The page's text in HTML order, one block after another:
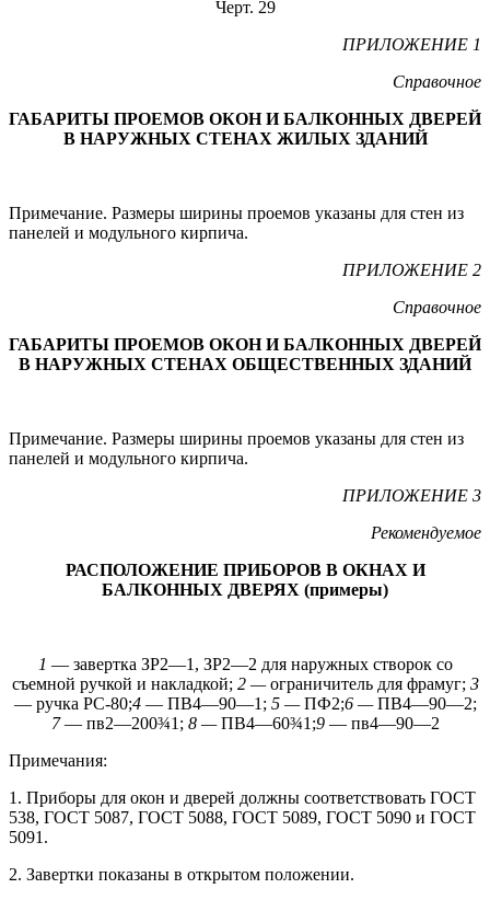
Черт. 29
ПРИЛОЖЕНИЕ 1
Справочное
ГАБАРИТЫ ПРОЕМОВ ОКОН И БАЛКОННЫХ ДВЕРЕЙ
В НАРУЖНЫХ СТЕНАХ ЖИЛЫХ ЗДАНИЙ
Примечание. Размеры ширины проемов указаны для стен из
панелей и модульного кирпича.
ПРИЛОЖЕНИЕ 2
Справочное
ГАБАРИТЫ ПРОЕМОВ ОКОН И БАЛКОННЫХ ДВЕРЕЙ
В НАРУЖНЫХ СТЕНАХ ОБЩЕСТВЕННЫХ ЗДАНИЙ
Примечание. Размеры ширины проемов указаны для стен из
панелей и модульного кирпича.
ПРИЛОЖЕНИЕ 3
Рекомендуемое
РАСПОЛОЖЕНИЕ ПРИБОРОВ В ОКНАХ И
БАЛКОННЫХ ДВЕРЯХ (примеры)
1 — завертка ЗР2—1, ЗР2—2 для наружных створок со
съемной ручкой и накладкой; 2 —ограничитель для фрамуг; 3
— ручка PC-80;4— ПВ4—90—1; 5 —ПФ2;6 —ПВ4—90—2;
7— пв2—200¾1; 8 —ПВ4—60¾1;9— пв4—90—2
Примечания:
1. Приборы для окон и дверей должны соответствовать ГОСТ
538, ГОСТ 5087, ГОСТ 5088, ГОСТ 5089, ГОСТ 5090 и ГОСТ
5091.
2. Завертки показаны в открытом положении.